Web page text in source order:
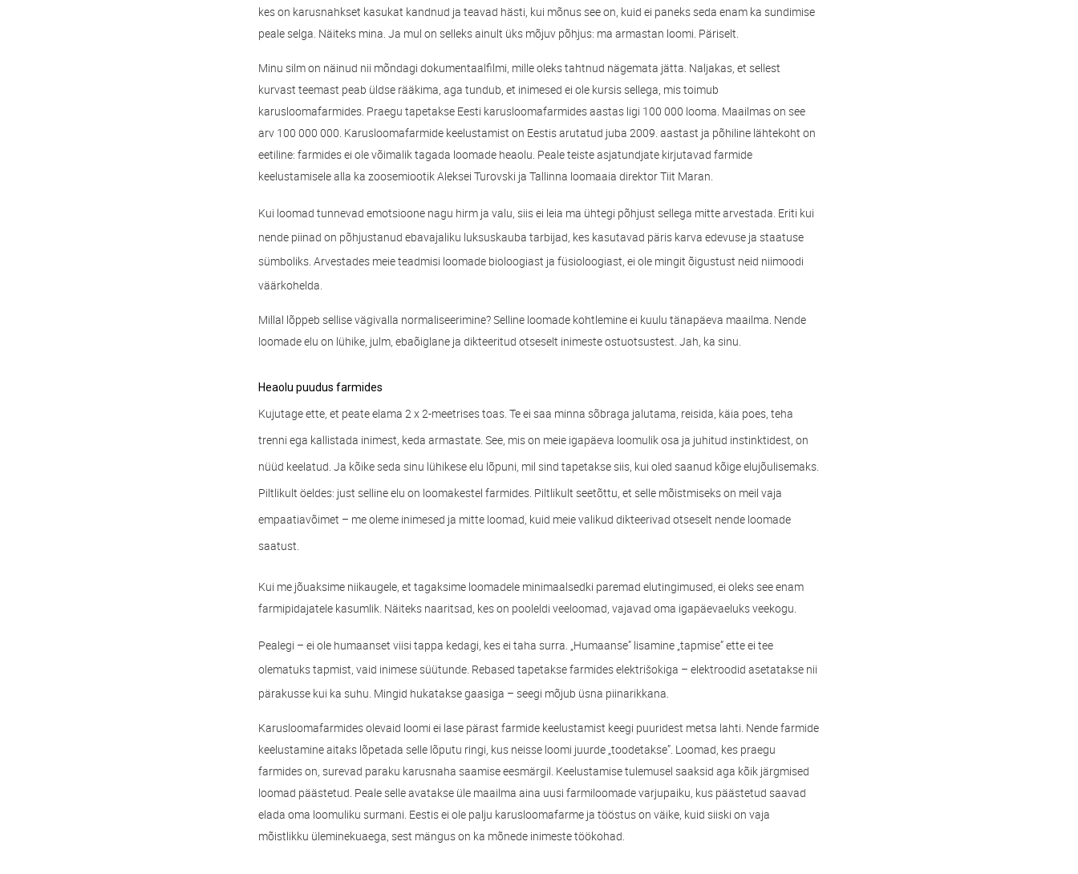
kes on karusnahkset kasukat kandnud ja teavad hästi, kui mõnus see on, kuid ei paneks seda enam ka sundimise
peale selga. Näiteks mina. Ja mul on selleks ainult üks mõjuv põhjus: ma armastan loomi. Päriselt.
Minu silm on näinud nii mõndagi dokumentaalfilmi, mille oleks tahtnud nägemata jätta. Naljakas, et sellest
kurvast teemast peab üldse rääkima, aga tundub, et inimesed ei ole kursis sellega, mis toimub
karusloomafarmides. Praegu tapetakse Eesti karusloomafarmides aastas ligi 100 000 looma. Maailmas on see
arv 100 000 000. Karusloomafarmide keelustamist on Eestis arutatud juba 2009. aastast ja põhiline lähtekoht on
eetiline: farmides ei ole võimalik tagada loomade heaolu. Peale teiste asjatundjate kirjutavad farmide
keelustamisele alla ka zoosemiootik Aleksei Turovski ja Tallinna loomaaia direktor Tiit Maran.
Kui loomad tunnevad emotsioone nagu hirm ja valu, siis ei leia ma ühtegi põhjust sellega mitte arvestada. Eriti kui
nende piinad on põhjustanud ebavajaliku luksuskauba tarbijad, kes kasutavad päris karva edevuse ja staatuse
sümboliks. Arvestades meie teadmisi loomade bioloogiast ja füsioloogiast, ei ole mingit õigustust neid niimoodi
väärkohelda.
Millal lõppeb sellise vägivalla normaliseerimine? Selline loomade kohtlemine ei kuulu tänapäeva maailma. Nende
loomade elu on lühike, julm, ebaõiglane ja dikteeritud otseselt inimeste ostuotsustest. Jah, ka sinu.
Heaolu puudus farmides
Kujutage ette, et peate elama 2 x 2-meetrises toas. Te ei saa minna sõbraga jalutama, reisida, käia poes, teha
trenni ega kallistada inimest, keda armastate. See, mis on meie igapäeva loomulik osa ja juhitud instinktidest, on
nüüd keelatud. Ja kõike seda sinu lühikese elu lõpuni, mil sind tapetakse siis, kui oled saanud kõige elujõulisemaks.
Piltlikult öeldes: just selline elu on loomakestel farmides. Piltlikult seetõttu, et selle mõistmiseks on meil vaja
empaatiavõimet – me oleme inimesed ja mitte loomad, kuid meie valikud dikteerivad otseselt nende loomade
saatust.
Kui me jõuaksime niikaugele, et tagaksime loomadele minimaalsedki paremad elutingimused, ei oleks see enam
farmipidajatele kasumlik. Näiteks naaritsad, kes on pooleldi veeloomad, vajavad oma igapäevaeluks veekogu.
Pealegi – ei ole humaanset viisi tappa kedagi, kes ei taha surra. „Humaanse” lisamine „tapmise” ette ei tee
olematuks tapmist, vaid inimese süütunde. Rebased tapetakse farmides elektrišokiga – elektroodid asetatakse nii
pärakusse kui ka suhu. Mingid hukatakse gaasiga – seegi mõjub üsna piinarikkana.
Karusloomafarmides olevaid loomi ei lase pärast farmide keelustamist keegi puuridest metsa lahti. Nende farmide
keelustamine aitaks lõpetada selle lõputu ringi, kus neisse loomi juurde „toodetakse”. Loomad, kes praegu
farmides on, surevad paraku karusnaha saamise eesmärgil. Keelustamise tulemusel saaksid aga kõik järgmised
loomad päästetud. Peale selle avatakse üle maailma aina uusi farmiloomade varjupaiku, kus päästetud saavad
elada oma loomuliku surmani. Eestis ei ole palju karusloomafarme ja tööstus on väike, kuid siiski on vaja
mõistlikku üleminekuaega, sest mängus on ka mõnede inimeste töökohad.